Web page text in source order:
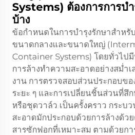
Systems) ต้องการการบำ
บ้าง
ข้อกำหนดในการบำรุงรักษาสำห
ขนาดกลางและขนาดใหญ่
Container Systems) โดยทั่วไป
การล้างทำความสะอาดอย่างสม่ำเ
งาน การตรวจสอบส่วนประกอบข
ระยะ ๆ และการเปลี่ยนชิ้นส่วนที่สึ
หรือชุดวาล์ว เป็นครั้งคราว กระบ
สะอาดมักประกอบด้วยการล้างด้ว
สารซักฟอกที่เหมาะสม ตามด้วยกา